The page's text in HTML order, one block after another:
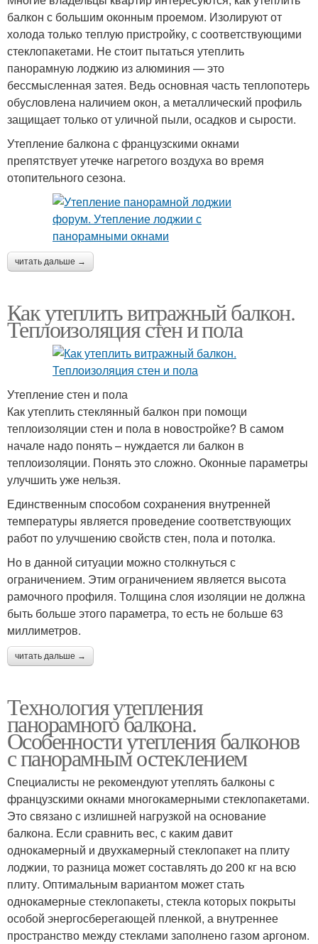
балкон с большим оконным проемом. Изолируют от
холода только теплую пристройку, с соответствующими
стеклопакетами. Не стоит пытаться утеплить
панорамную лоджию из алюминия — это
бессмысленная затея. Ведь основная часть теплопотерь
обусловлена наличием окон, а металлический профиль
защищает только от уличной пыли, осадков и сырости.
Утепление балкона с французскими окнами
препятствует утечке нагретого воздуха во время
отопительного сезона.
читать дальше →
Как утеплить витражный балкон.
Теплоизоляция стен и пола
Утепление стен и пола
Как утеплить стеклянный балкон при помощи
теплоизоляции стен и пола в новостройке? В самом
начале надо понять – нуждается ли балкон в
теплоизоляции. Понять это сложно. Оконные параметры
улучшить уже нельзя.
Единственным способом сохранения внутренней
температуры является проведение соответствующих
работ по улучшению свойств стен, пола и потолка.
Но в данной ситуации можно столкнуться с
ограничением. Этим ограничением является высота
рамочного профиля. Толщина слоя изоляции не должна
быть больше этого параметра, то есть не больше 63
миллиметров.
читать дальше →
Технология утепления
панорамного балкона.
Особенности утепления балконов
с панорамным остеклением
Специалисты не рекомендуют утеплять балконы с
французскими окнами многокамерными стеклопакетами.
Это связано с излишней нагрузкой на основание
балкона. Если сравнить вес, с каким давит
однокамерный и двухкамерный стеклопакет на плиту
лоджии, то разница может составлять до 200 кг на всю
плиту. Оптимальным вариантом может стать
однокамерные стеклопакеты, стекла которых покрыты
особой энергосберегающей пленкой, а внутреннее
пространство между стеклами заполнено газом аргоном.